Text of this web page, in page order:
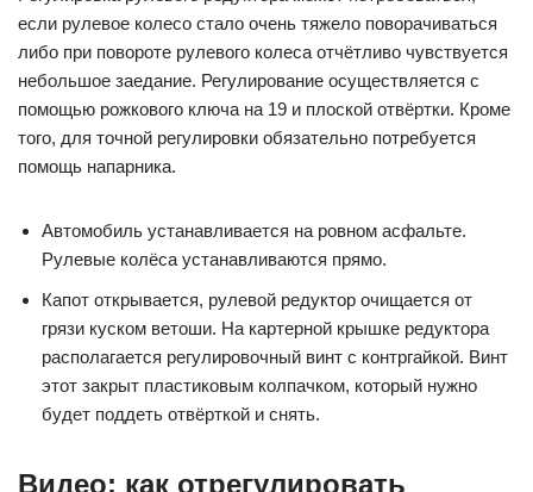
если рулевое колесо стало очень тяжело поворачиваться
либо при повороте рулевого колеса отчётливо чувствуется
небольшое заедание. Регулирование осуществляется с
помощью рожкового ключа на 19 и плоской отвёртки. Кроме
того, для точной регулировки обязательно потребуется
помощь напарника.
Автомобиль устанавливается на ровном асфальте.
Рулевые колёса устанавливаются прямо.
Капот открывается, рулевой редуктор очищается от
грязи куском ветоши. На картерной крышке редуктора
располагается регулировочный винт с контргайкой. Винт
этот закрыт пластиковым колпачком, который нужно
будет поддеть отвёрткой и снять.
Видео: как отрегулировать